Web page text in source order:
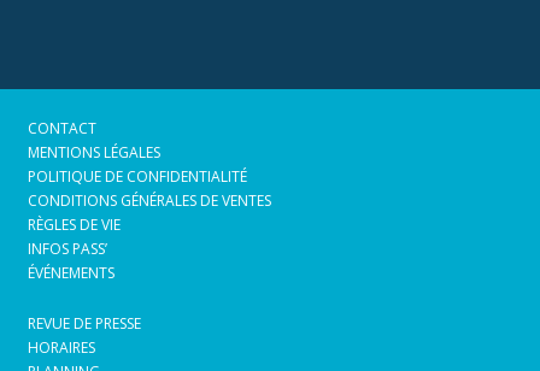
CONTACT
MENTIONS LÉGALES
POLITIQUE DE CONFIDENTIALITÉ
CONDITIONS GÉNÉRALES DE VENTES
RÈGLES DE VIE
INFOS PASS’
ÉVÉNEMENTS
REVUE DE PRESSE
HORAIRES